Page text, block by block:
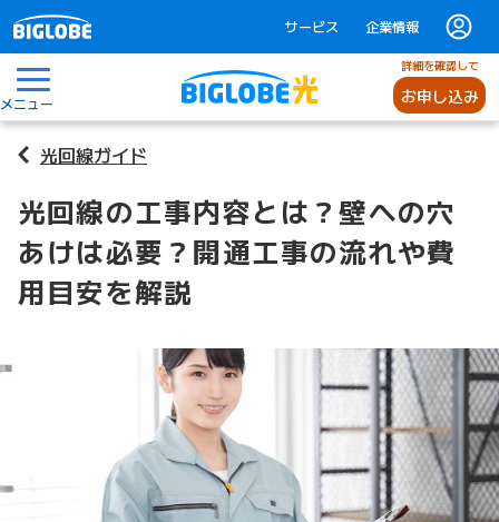
サービス 企業情報
メニュー
詳細を確認して
お申し込み
光回線ガイド
光回線の工事内容とは？壁への穴
あけは必要？開通工事の流れや費
用目安を解説